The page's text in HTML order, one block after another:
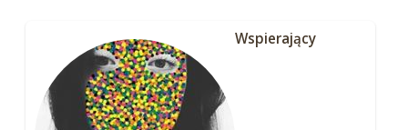
Wspierający